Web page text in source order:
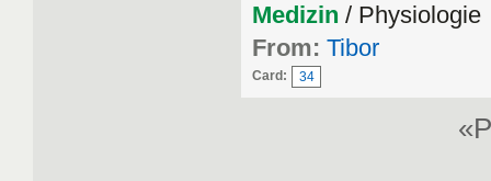
Medizin / Physiologie
From: Tibor
Card: 34